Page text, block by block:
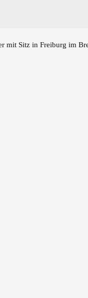
Sitz in Freiburg im